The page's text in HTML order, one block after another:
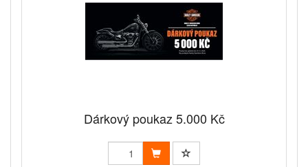
Dárkový poukaz 5.000 Kč